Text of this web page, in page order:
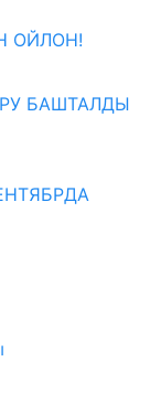
ОЙЛОН!
БАШТАЛДЫ